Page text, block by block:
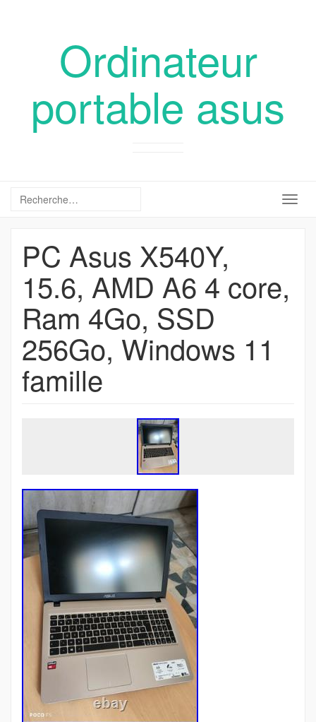
Ordinateur
portable asus
PC Asus X540Y,
15.6, AMD A6 4 core,
Ram 4Go, SSD
256Go, Windows 11
famille